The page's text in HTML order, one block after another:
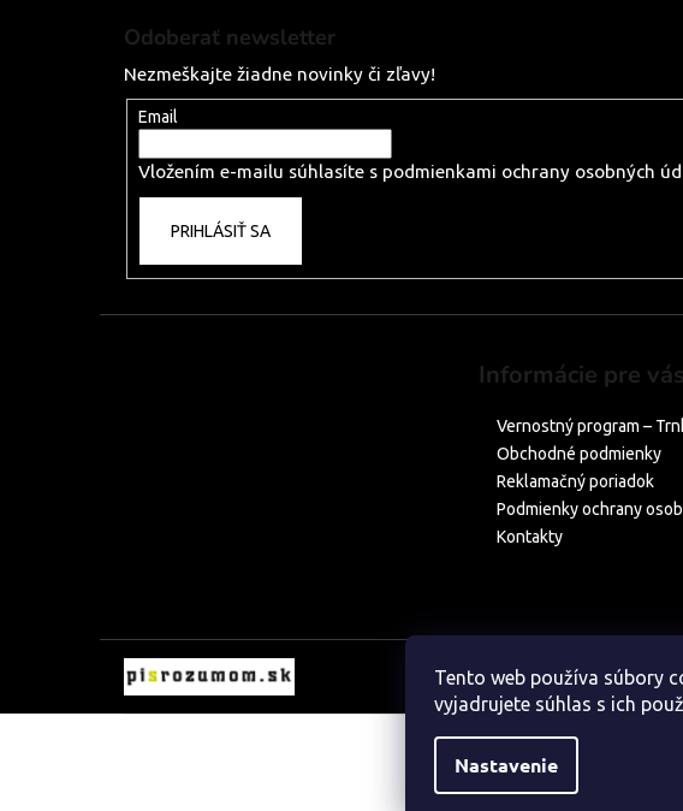
Tento web používa súbory
vyjadrujete súhlas s ich
Nastavenie
Odoberať newsletter
Nezmeškajte žiadne novinky či zľavy!
Email
Vložením e-mailu súhlasíte s podmienkami ochrany osobných
PRIHLÁSIŤ SA
Informácie pre vás
Vernostný program –
Obchodné podmienky
Reklamačný poriadok
Podmienky ochrany
Kontakty